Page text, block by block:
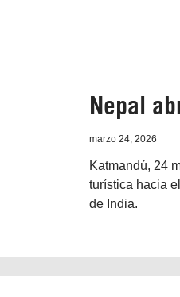
Nepal
marzo 24, 2026
Katmandú, 24
turística hacia
de India.